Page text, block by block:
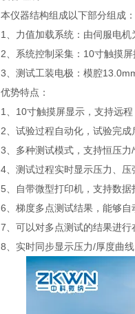
本仪器结构组成以下部分组成：
1、力值加载系统：由伺服电
2、系统控制采集：10寸触摸
3、测试工装电极：模腔
优势特点：
1、10寸触摸屏显示，支持远
2、试验过程自动化，试验完
3、多种测试模式，支持恒压
4、测试过程实时显示压力、
5、自带微型打印机，支持数据
6、梯度多点测试结果，能够
7、可以对多点测试的结果进行
8、实时同步显示压力/厚度曲线